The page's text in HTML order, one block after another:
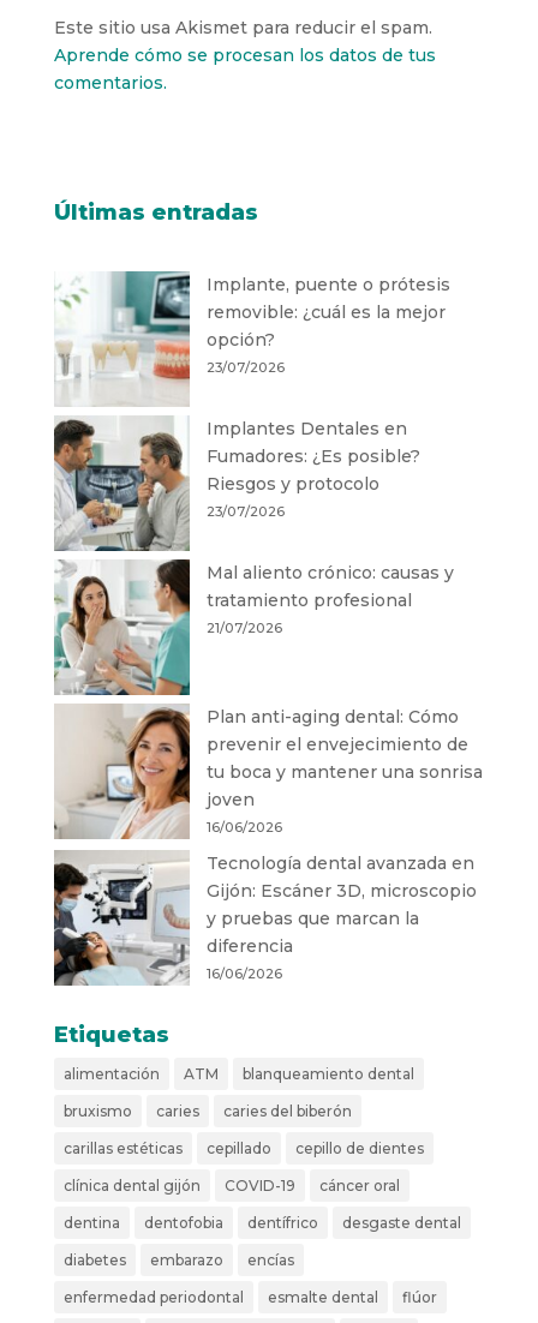
Este sitio usa Akismet para reducir el spam.
Aprende cómo se procesan los datos de tus
comentarios.
Últimas entradas
Implante, puente o prótesis
removible: ¿cuál es la mejor
opción?
23/07/2026
Implantes Dentales en
Fumadores: ¿Es posible?
Riesgos y protocolo
23/07/2026
Mal aliento crónico: causas y
tratamiento profesional
21/07/2026
Plan anti-aging dental: Cómo
prevenir el envejecimiento de
tu boca y mantener una sonrisa
joven
16/06/2026
Tecnología dental avanzada en
Gijón: Escáner 3D, microscopio
y pruebas que marcan la
diferencia
16/06/2026
Etiquetas
alimentación ATM blanqueamiento dental
bruxismo caries caries del biberón
carillas estéticas cepillado cepillo de dientes
clínica dental gijón COVID-19 cáncer oral
dentina dentofobia dentífrico desgaste dental
diabetes embarazo encías
enfermedad periodontal esmalte dental flúor